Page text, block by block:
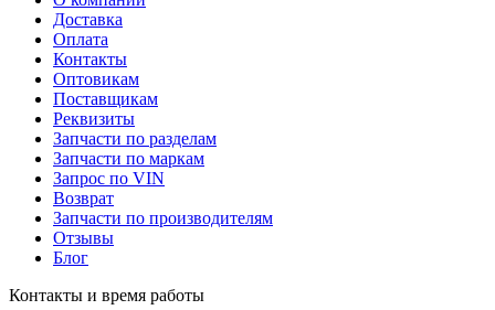
Доставка
Оплата
Контакты
Оптовикам
Поставщикам
Реквизиты
Запчасти по разделам
Запчасти по маркам
Запрос по VIN
Возврат
Запчасти по производителям
Отзывы
Блог
Контакты и время работы